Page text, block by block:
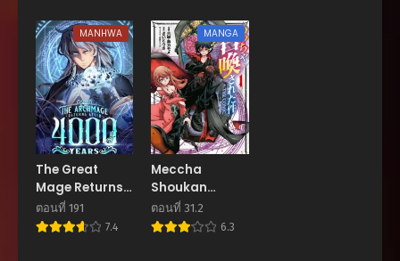
ตอนที่ 15.1
กันยายน 9, 2025
ตอนที่ 14.2
กันยายน 9, 2025
ตอนที่ 14.1
ตอนที่ 13
กันยายน 9, 2025
MANHWA
The Great
Mage Returns
After 4000
Years
ตอนที่ 191
7.4
MANGA
Meccha
Shoukan
Sareta Ken
อัญเชิญอยู่ได้ไม่
ตอนที่ 31.2
6.3